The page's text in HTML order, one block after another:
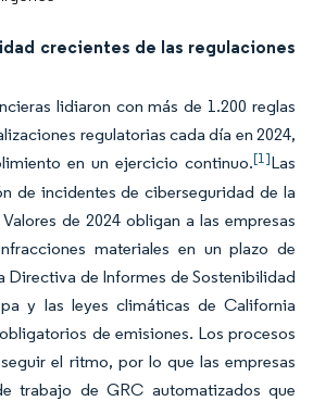
crecientes de las regulaciones
lidiaron con más de 1.200 reglas
regulatorias cada día en 2024,
en un ejercicio continuo.[1]Las
de incidentes de ciberseguridad de la
de 2024 obligan a las empresas
materiales en un plazo de
Directiva de Informes de Sostenibilidad
y las leyes climáticas de California
de emisiones. Los procesos
el ritmo, por lo que las empresas
trabajo de GRC automatizados que